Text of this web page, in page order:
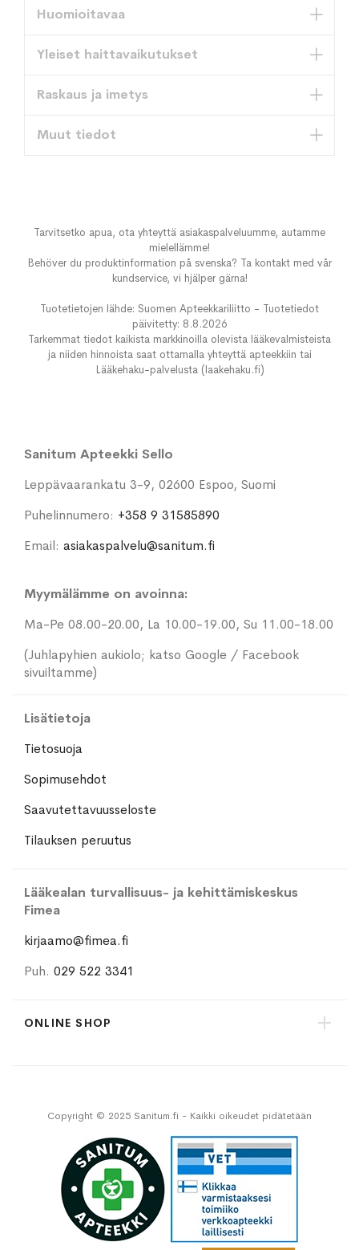
Huomioitavaa
Yleiset haittavaikutukset
Raskaus ja imetys
Muut tiedot
Tarvitsetko apua, ota yhteyttä asiakaspalveluumme, autamme
mielellämme!
Behöver du produktinformation på svenska? Ta kontakt med vår
kundservice, vi hjälper gärna!
Tuotetietojen lähde: Suomen Apteekkariliitto - Tuotetiedot
päivitetty: 8.8.2026
Tarkemmat tiedot kaikista markkinoilla olevista lääkevalmisteista
ja niiden hinnoista saat ottamalla yhteyttä apteekkiin tai
Lääkehaku-palvelusta (laakehaku.fi)
Sanitum Apteekki Sello
Leppävaarankatu 3-9, 02600 Espoo, Suomi
Puhelinnumero: +358 9 31585890
Email: asiakaspalvelu@sanitum.fi
Myymälämme on avoinna:
Ma-Pe 08.00-20.00, La 10.00-19.00, Su 11.00-18.00
(Juhlapyhien aukiolo; katso Google / Facebook
sivuiltamme)
Lisätietoja
Tietosuoja
Sopimusehdot
Saavutettavuusseloste
Tilauksen peruutus
Lääkealan turvallisuus- ja kehittämiskeskus
Fimea
kirjaamo@fimea.fi
Puh. 029 522 3341
ONLINE SHOP
Copyright © 2025 Sanitum.fi - Kaikki oikeudet pidätetään